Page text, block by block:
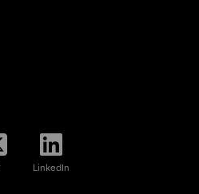
LinkedIn